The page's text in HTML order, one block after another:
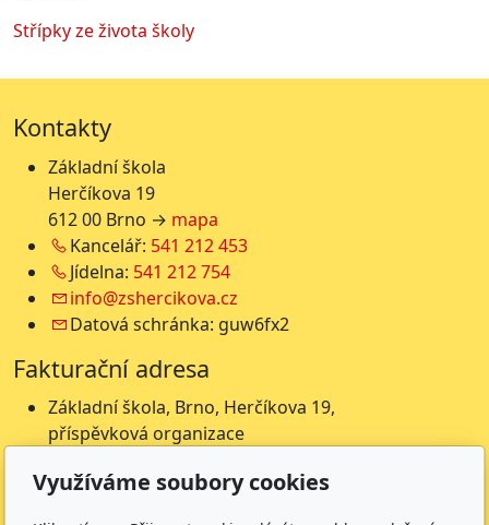
Střípky ze života školy
Kontakty
Základní škola
Herčíkova 19
612 00 Brno → mapa
Kancelář: 541 212 453
Jídelna: 541 212 754
info@zshercikova.cz
Datová schránka: guw6fx2
Fakturační adresa
Základní škola, Brno, Herčíkova 19,
příspěvková organizace
612 00 Brno
Využíváme soubory cookies